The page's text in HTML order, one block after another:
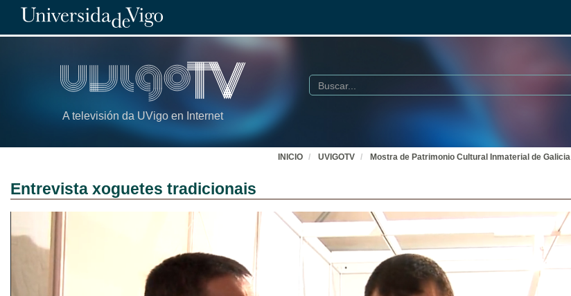
A televisión da UVigo en Internet
Buscar
INICIO UVIGOTV Mostra de Patrimonio Cultural Inmaterial de Galicia
Entrevista xoguetes tradicionais